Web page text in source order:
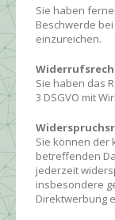
Sie haben
Beschwerde
einzureichen.
Sie haben das
3 DSGVO mit
Sie können der
betreffenden
jederzeit
insbesondere
Direktwerbung